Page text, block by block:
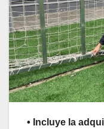
• Incluye la